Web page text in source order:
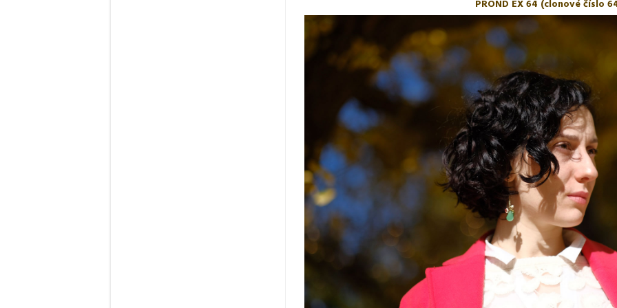
PROND EX 64 (clonové číslo